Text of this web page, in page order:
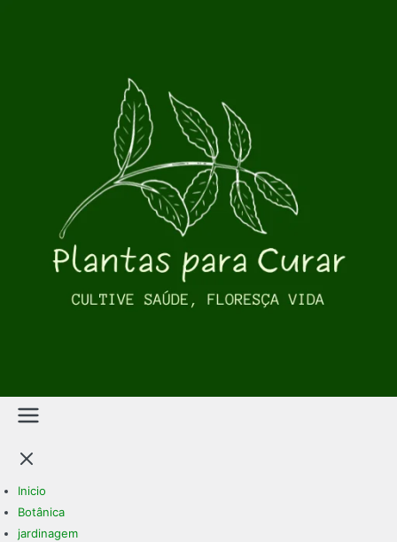
Inicio
Botânica
jardinagem